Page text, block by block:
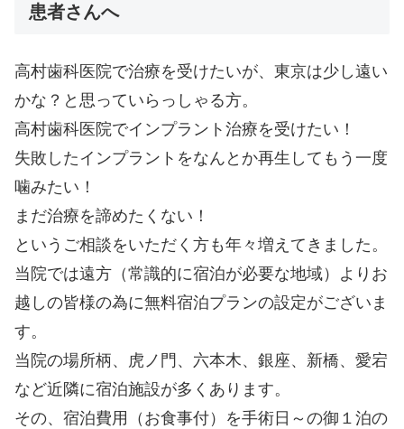
患者さんへ
高村歯科医院で治療を受けたいが、東京は少し遠い
かな？と思っていらっしゃる方。
高村歯科医院でインプラント治療を受けたい！
失敗したインプラントをなんとか再生してもう一度
噛みたい！
まだ治療を諦めたくない！
というご相談をいただく方も年々増えてきました。
当院では遠方（常識的に宿泊が必要な地域）よりお
越しの皆様の為に無料宿泊プランの設定がございま
す。
当院の場所柄、虎ノ門、六本木、銀座、新橋、愛宕
など近隣に宿泊施設が多くあります。
その、宿泊費用（お食事付）を手術日～の御１泊の